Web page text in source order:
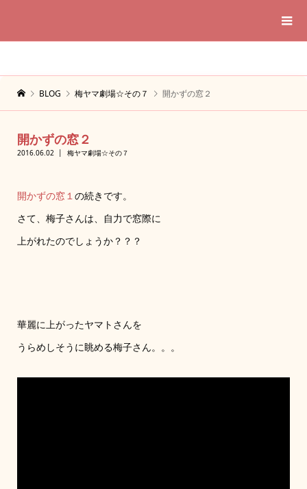
BLOG 梅ヤマ劇場☆その７ 開かずの窓２
開かずの窓２
2016.06.02 梅ヤマ劇場☆その７
開かずの窓１の続きです。
さて、梅子さんは、自力で窓際に
上がれたのでしょうか？？？
華麗に上がったヤマトさんを
うらめしそうに眺める梅子さん。。。